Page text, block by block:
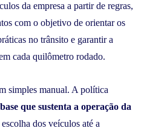
da empresa a partir de regras,
com o objetivo de orientar os
no trânsito e garantir a
cada quilômetro rodado.
simples manual. A política
base que sustenta a operação da
dos veículos até a